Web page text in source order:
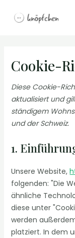
Inhalt
Cookie-
Diese Cookie-
aktualisiert und
ständigem
und der Schweiz.
1.
Unsere Website,
folgenden: "Die
ähnliche
diese unter
werden
platziert. In dem